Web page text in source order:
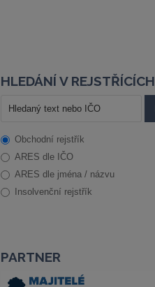
HLEDÁNÍ V REJSTŘÍCÍCH
Obchodní rejstřík
ARES dle IČO
ARES dle jména / názvu
Insolvenční rejstřík
PARTNER